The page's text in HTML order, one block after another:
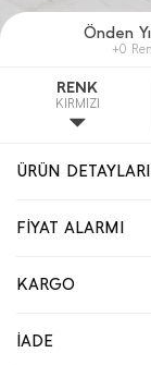
Önden
+0
RENK
KIRMIZI
ÜRÜN DETAYLARI
FİYAT ALARMI
KARGO
İADE